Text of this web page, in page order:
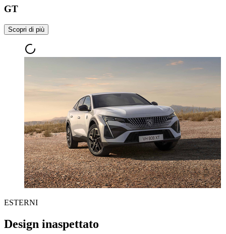
GT
Scopri di più
ESTERNI
Design inaspettato